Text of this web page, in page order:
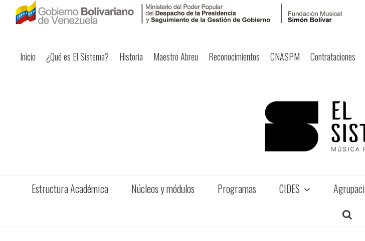
Inicio ¿Qué es El Sistema? Historia Maestro Abreu Reconocimientos CNASPM Contrataciones
Estructura Académica Núcleos y módulos Programas CIDES